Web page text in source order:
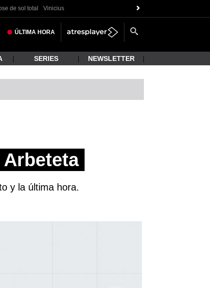
de sol total Vinicius
ÚLTIMA HORA
SERIES NEWSLETTER
y la última hora.